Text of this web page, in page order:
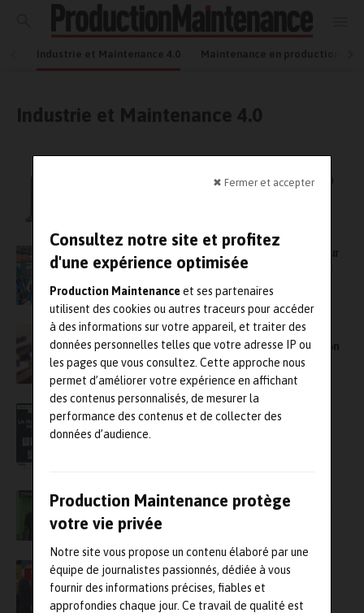
✖ Fermer et accepter
Consultez notre site et profitez
d'une expérience optimisée
Production Maintenanceet ses partenaires
utilisent des cookies ou autres traceurs pour accéder
à des informations sur votre appareil, et traiter des
données personnelles telles que votre adresse IP ou
les pages que vous consultez. Cette approche nous
permet d’améliorer votre expérience en affichant
des contenus personnalisés, de mesurer la
performance des contenus et de collecter des
données d’audience.
Production Maintenance protège
votre vie privée
Notre site vous propose un contenu élaboré par une
équipe de journalistes passionnés, dédiée à vous
fournir des informations précises, fiables et
approfondies chaque jour. Ce travail de qualité est
Industrie et Maintenance 4.0 Maintenance en production
Industrie et Maintenance 4.0
salon Hannover Messe et ouvre un bureau en
Euromaintenance de retour à Rotterdam pour
devenir le plus grand congrès européen de la
Fabrication intelligente : les entreprises
françaises exemplaires dans l’automatisation
mais des défis encore nombreux
Innova Maintenance revient à l’IUT Louis
Le Lab Crigen d’Engie vise la performance
opérationnelle des actifs énergétiques pour
une décarbonation de l’industrie
Smart Manufacturing Summit, un nouvel
événement industriel de GL Events au Japon
prévu en 2024
VIDÉO